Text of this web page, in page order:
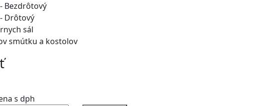
Bezdrôtový
Drôtový
sál
smútku a kostolov
s dph